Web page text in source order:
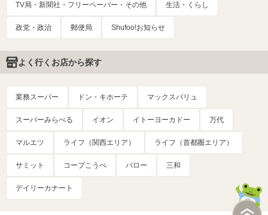
TV局・新聞社・フリーペーパー・その他 生活・くらし
政党・政治 郵便局 Shufoo!お知らせ
よく行くお店から探す
業務スーパー ドン・キホーテ マックスバリュ
スーパーみらべる イオン イトーヨーカドー 万代
マルエツ ライフ（関西エリア） ライフ（首都圏エリア）
サミット コープこうべ バロー 三和
デイリーカナート